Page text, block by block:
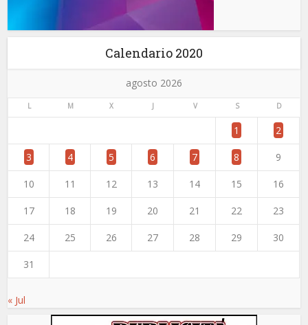
Calendario 2020
agosto 2026
L M X J V S D
1 2
3 4 5 6 7 8 9
10 11 12 13 14 15 16
17 18 19 20 21 22 23
24 25 26 27 28 29 30
31
« Jul